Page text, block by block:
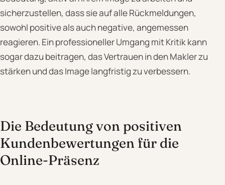
sicherzustellen, dass sie auf alle Rückmeldungen,
sowohl positive als auch negative, angemessen
reagieren. Ein professioneller Umgang mit Kritik kann
sogar dazu beitragen, das Vertrauen in den Makler zu
stärken und das Image langfristig zu verbessern.
Die Bedeutung von positiven
Kundenbewertungen für die
Online-Präsenz